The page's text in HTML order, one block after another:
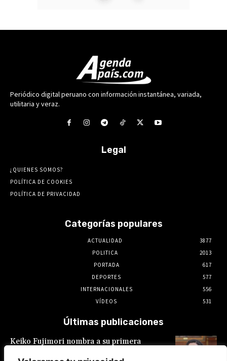
Periódico digital peruano con información instantánea, variada,
utilitaria y veraz.
Legal
¿QUIENES SOMOS?
POLÍTICA DE COOKIES
POLÍTICA DE PRIVACIDAD
Categorías populares
ACTUALIDAD
3877
POLITICA
2013
PORTADA
617
DEPORTES
577
INTERNACIONALES
556
VÍDEOS
531
Últimas publicaciones
Keiko Fujimori nombra a su primera
encargada: es Hilda Sandoval Cornejo